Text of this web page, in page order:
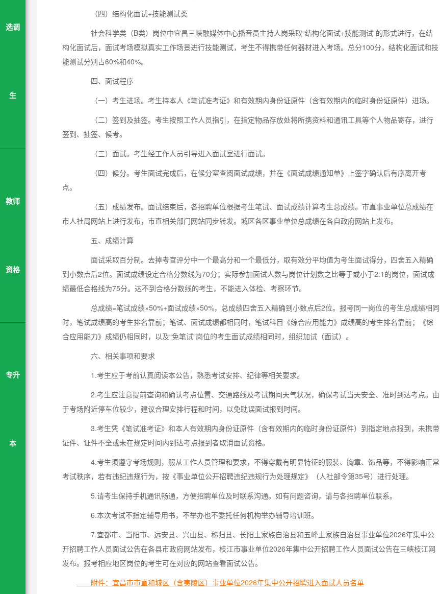
选调
生
教师
资格
专升
本
（四）结构化面试+技能测试类
社会科学类（B类）岗位中宜昌三峡融媒体中心播音员主持人岗采取“结构化面试+技能测试”的形式进行，在结
构化面试后，面试考场模拟真实工作场景进行技能测试，考生不得携带任何器材进入考场。总分100分，结构化面试和技
能测试分别占60%和40%。
四、面试程序
（一）考生进场。考生持本人《笔试准考证》和有效期内身份证原件（含有效期内的临时身份证原件）进场。
（二）签到及抽签。考生按照工作人员指引，在指定物品存放处将所携资料和通讯工具等个人物品寄存，进行
签到、抽签、候考。
（三）面试。考生经工作人员引导进入面试室进行面试。
（四）候分。考生面试完成后，在候分室查阅面试成绩，并在《面试成绩通知单》上签字确认后有序离开考
点。
（五）成绩发布。面试结束后，各招聘单位根据考生笔试、面试成绩计算考生总成绩。市直事业单位总成绩在
市人社局网站上进行发布，市直相关部门网站同步转发。城区各区事业单位总成绩在各自政府网站上发布。
五、成绩计算
面试采取百分制。去掉考官评分中一个最高分和一个最低分，取有效分平均值为考生面试得分，四舍五入精确
到小数点后2位。面试成绩设定合格分数线为70分；实际参加面试人数与岗位计划数之比等于或小于2:1的岗位，面试成
绩最低合格线为75分。达不到合格分数线的考生，不能进入体检、考察环节。
总成绩=笔试成绩×50%+面试成绩×50%，总成绩四舍五入精确到小数点后2位。报考同一岗位的考生总成绩相同
时，笔试成绩高的考生排名靠前；笔试、面试成绩都相同时，笔试科目《综合应用能力》成绩高的考生排名靠前；《综
合应用能力》成绩仍相同时，以及“免笔试”岗位的考生面试成绩相同时，组织加试（面试）。
六、相关事项和要求
1.考生应于考前认真阅读本公告，熟悉考试安排、纪律等相关要求。
2.考生应注意提前查询和确认考点位置、交通路线及考试期间天气状况，确保考试当天安全、准时到达考点。由
于考场附近停车位较少，建议合理安排行程和时间，以免耽误面试报到时间。
3.考生凭《笔试准考证》和本人有效期内身份证原件（含有效期内的临时身份证原件）到指定地点报到，未携带
证件、证件不全或未在规定时间内到达考点报到者取消面试资格。
4.考生须遵守考场规则，服从工作人员管理和要求，不得穿戴有明显特征的服装、胸章、饰品等，不得影响正常
考试秩序，若有违纪违规行为，按《事业单位公开招聘违纪违规行为处理规定》（人社部令第35号）进行处理。
5.请考生保持手机通讯畅通，方便招聘单位及时联系沟通。如有问题咨询，请与各招聘单位联系。
6.本次考试不指定辅导用书，不举办也不委托任何机构举办辅导培训班。
7.宜都市、当阳市、远安县、兴山县、秭归县、长阳土家族自治县和五峰土家族自治县事业单位2026年集中公
开招聘工作人员面试公告在各县市政府网站发布，枝江市事业单位2026年集中公开招聘工作人员面试公告在三峡枝江网
发布。报考相应地区岗位的考生可在对应的网站查看面试公告。
附件：宜昌市市直和城区（含夷陵区）事业单位2026年集中公开招聘进入面试人员名单